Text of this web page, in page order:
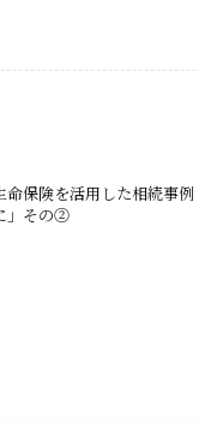
i
命保険を活用した相続事
」その②